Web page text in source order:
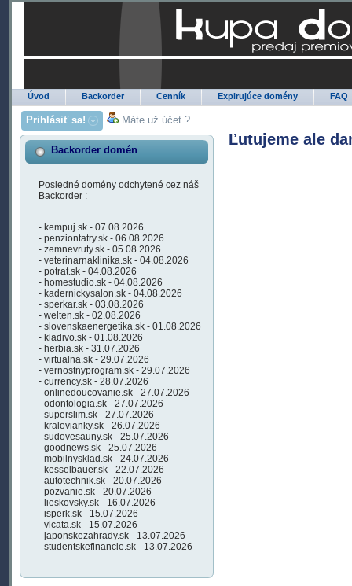
Úvod Backorder Cenník Expirujúce domény FAQ
Prihlásiť sa! Máte už účet ?
Backorder domén
Posledné domény odchytené cez náš
Backorder :
- kempuj.sk - 07.08.2026
- penziontatry.sk - 06.08.2026
- zemnevruty.sk - 05.08.2026
- veterinarnaklinika.sk - 04.08.2026
- potrat.sk - 04.08.2026
- homestudio.sk - 04.08.2026
- kadernickysalon.sk - 04.08.2026
- sperkar.sk - 03.08.2026
- welten.sk - 02.08.2026
- slovenskaenergetika.sk - 01.08.2026
- kladivo.sk - 01.08.2026
- herbia.sk - 31.07.2026
- virtualna.sk - 29.07.2026
- vernostnyprogram.sk - 29.07.2026
- currency.sk - 28.07.2026
- onlinedoucovanie.sk - 27.07.2026
- odontologia.sk - 27.07.2026
- superslim.sk - 27.07.2026
- kralovianky.sk - 26.07.2026
- sudovesauny.sk - 25.07.2026
- goodnews.sk - 25.07.2026
- mobilnysklad.sk - 24.07.2026
- kesselbauer.sk - 22.07.2026
- autotechnik.sk - 20.07.2026
- pozvanie.sk - 20.07.2026
- lieskovsky.sk - 16.07.2026
- isperk.sk - 15.07.2026
- vlcata.sk - 15.07.2026
- japonskezahrady.sk - 13.07.2026
- studentskefinancie.sk - 13.07.2026
Ľutujeme ale